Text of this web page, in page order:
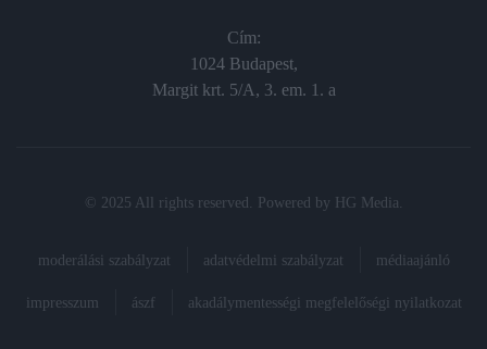
Cím:
1024 Budapest,
Margit krt. 5/A, 3. em. 1. a
© 2025 All rights reserved. Powered by HG Media
moderálási szabályzat adatvédelmi szabályzat médiaajánló
impresszum ászf akadálymentességi megfelelőségi nyilatkozat